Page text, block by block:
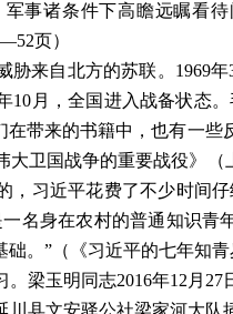
事诸条件下高瞻远瞩看
页）
胁来自北方的苏联。1969
10月，全国进入战备状态
带来的书籍中，也有一
卫国战争的重要战役》（
，习近平花费了不少时间
名身在农村的普通知识青
。”（《习近平的七年知青
梁玉明同志2016年12月
川县文安驿公社梁家河大